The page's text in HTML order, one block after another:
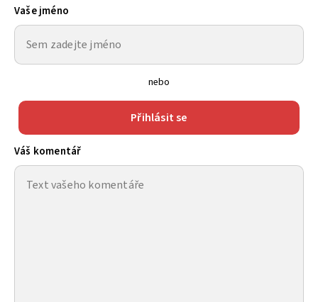
Vaše jméno
nebo
Přihlásit se
Váš komentář